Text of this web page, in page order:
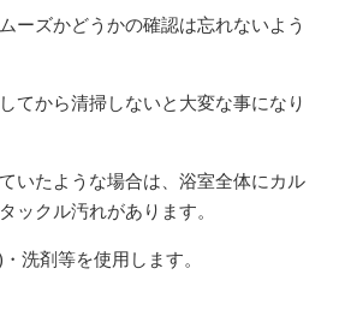
ーズかどうかの確認は忘れないよう
てから清掃しないと大変な事になり
いたような場合は、浴室全体にカル
ックル汚れがあります。
洗剤等を使用します。